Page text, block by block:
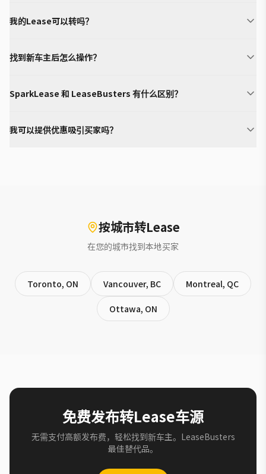
我的Lease可以转吗？
找到新车主后怎么操作？
SparkLease 和 LeaseBusters 有什么区别？
我可以提供优惠吸引买家吗？
按城市转Lease
在您的城市找到本地买家
Toronto, ON Vancouver, BC Montreal, QC
Ottawa, ON
免费发布转Lease车源
无需支付高额发布费，轻松找到新车主。LeaseBusters
最佳替代品。